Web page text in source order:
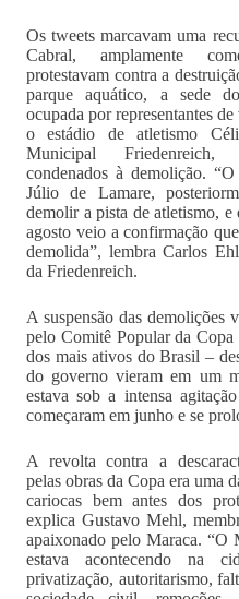
Os tweets marcavam uma
Cabral, amplamente
protestavam contra a
parque aquático, a sede
ocupada por representantes
o estádio de atletismo
Municipal Friedenreich,
condenados à demolição.
Júlio de Lamare,
demolir a pista de atletismo,
agosto veio a confirmação
demolida”, lembra Carlos
da Friedenreich.
A suspensão das demolições
pelo Comitê Popular da
dos mais ativos do Brasil –
do governo vieram em um
estava sob a intensa
começaram em junho e se
A revolta contra a
pelas obras da Copa era uma
cariocas bem antes dos
explica Gustavo Mehl,
apaixonado pelo Maraca. “O
estava acontecendo na
privatização, autoritarismo,